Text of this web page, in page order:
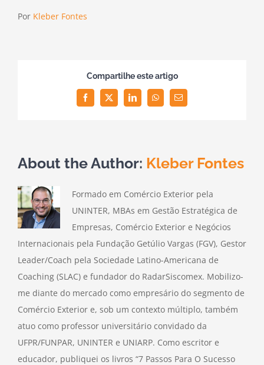
Por Kleber Fontes
Compartilhe este artigo
FacebookTwitterLinkedInWhatsAppEmail
About the Author: Kleber Fontes
Formado em Comércio Exterior pela
UNINTER, MBAs em Gestão Estratégica de
Empresas, Comércio Exterior e Negócios
Internacionais pela Fundação Getúlio Vargas (FGV), Gestor
Leader/Coach pela Sociedade Latino-Americana de
Coaching (SLAC) e fundador do RadarSiscomex. Mobilizo-
me diante do mercado como empresário do segmento de
Comércio Exterior e, sob um contexto múltiplo, também
atuo como professor universitário convidado da
UFPR/FUNPAR, UNINTER e UNIARP. Como escritor e
educador, publiquei os livros “7 Passos Para O Sucesso